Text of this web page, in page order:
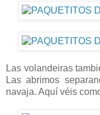
Las volandeiras
Las abrimos
navaja. Aquí véis